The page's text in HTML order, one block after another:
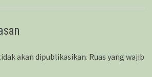
akan dipublikasikan. Ruas yang wajib